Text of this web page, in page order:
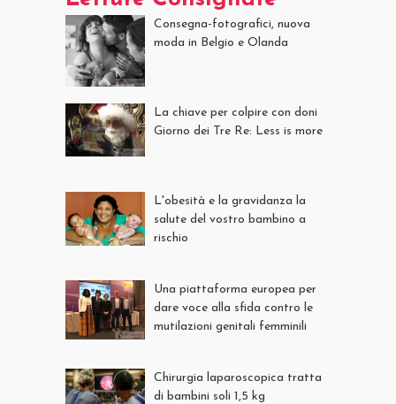
Consegna-fotografici, nuova
moda in Belgio e Olanda
La chiave per colpire con doni
Giorno dei Tre Re: Less is more
L'obesità e la gravidanza la
salute del vostro bambino a
rischio
Una piattaforma europea per
dare voce alla sfida contro le
mutilazioni genitali femminili
Chirurgia laparoscopica tratta
di bambini soli 1,5 kg